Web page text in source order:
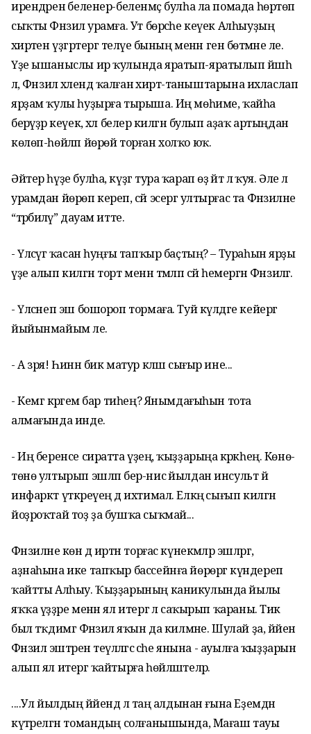
ирендәренә беленер-беленмәҫ булһа ла помада һөртөп
сыҡты Фәнзилә урамға. Ут бөрсәһе кеүек Алһыуҙың
әхирәтен үҙгәртергә теләүе бының менән генә бөтмәне әле.
Үҙе ышаныслы ир ҡулында яратып-яратылып йәшәһә
лә, Фәнзилә хәлендә ҡалған әхирәт-таныштарына ихласлап
ярҙам ҡулы һуҙырға тырыша. Иң мөһиме, ҡайһа
берәүҙәр кеүек, хәл белерә килгән булып аҙаҡ артыңдан
көлөп-һөйләп йөрөй торған холҡо юҡ.
Әйтер һүҙе булһа, күҙгә тура ҡарап өҙә әйтә лә ҡуя. Әле лә
урамдан йөрөп кереп, сәй эсергә ултырғас та Фәнзиләне
“тәрбиәләү” дауам итте.
- Үлсәүгә ҡасан һуңғы тапҡыр баҫтың? – Тураһын ярҙы
үҙе алып килгән торт менән тәмләп сәй һемергән Фәнзиләгә.
- Үлсәнеп эш бошороп тормаға. Туй күлдәге кейергә
йыйынмайым әле.
- А зря! Һинән бик матур кәләш сығыр ине...
- Кемгә кәрәгем бар тиһең? Янымдағыһын тота
алмағында инде.
- Иң беренсе сиратта үҙеңә, ҡыҙҙарыңа кәрәкһең. Көнө-
төнө ултырып эшләп бер-нисә йылдан инсульт йә
инфаркт үткәреүең дә ихтимал. Елкәңә сығып килгән
йоҙроҡтай тоҙ ҙа бушҡа сыҡмай...
Фәнзиләне көн дә иртән торғас күнекмәләр эшләргә,
аҙнаһына ике тапҡыр бассейнға йөрөргә күндереп
ҡайтты Алһыу. Ҡыҙҙарының каникулында йылы
яҡҡа үҙҙәре менән ял итергә лә саҡырып ҡараны. Тик
был тәҡдимгә Фәнзилә яҡын да килмәне. Шулай ҙа, йәйен
Фәнзилә эштәрен теүәлләгәс әсәһе янына - ауылға ҡыҙҙарын
алып ял итергә ҡайтырға һөйләштеләр.
....Ул йылдың йәйендә лә таң алдынан ғына Еҙемдән
күтәрелгән томандың солғанышында, Мағаш тауы